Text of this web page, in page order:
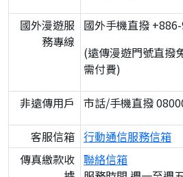
國外漫遊服
務專線
國外手機直撥
(遠傳漫遊門號直撥
需付費)
非遠傳用戶 市話/手機直撥
客服信箱 行動通信服務信箱
傳真繳款收 聯絡信箱